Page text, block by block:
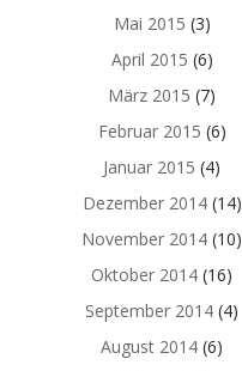
Mai 2015 (3)
April 2015 (6)
März 2015 (7)
Februar 2015 (6)
Januar 2015 (4)
Dezember 2014(14)
November 2014 (10)
Oktober 2014 (16)
September 2014 (4)
August 2014 (6)